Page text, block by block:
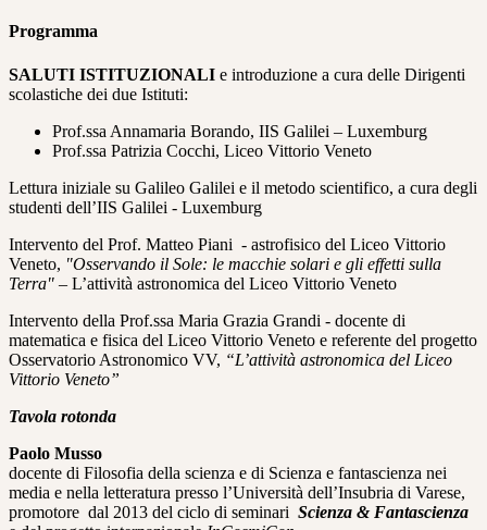
Programma
SALUTI ISTITUZIONALI e introduzione a cura delle Dirigenti
scolastiche dei due Istituti:
Prof.ssa Annamaria Borando, IIS Galilei – Luxemburg
Prof.ssa Patrizia Cocchi, Liceo Vittorio Veneto
Lettura iniziale su Galileo Galilei e il metodo scientifico, a cura degli
studenti dell’IIS Galilei - Luxemburg
Intervento del Prof. Matteo Piani - astrofisico del Liceo Vittorio
Veneto, "Osservando il Sole: le macchie solari e gli effetti sulla
Terra" – L’attività astronomica del Liceo Vittorio Veneto
Intervento della Prof.ssa Maria Grazia Grandi - docente di
matematica e fisica del Liceo Vittorio Veneto e referente del progetto
Osservatorio Astronomico VV, “L’attività astronomica del Liceo
Vittorio Veneto”
Tavola rotonda
Paolo Musso
docente di Filosofia della scienza e di Scienza e fantascienza nei
media e nella letteratura presso l’Università dell’Insubria di Varese,
promotore dal 2013 del ciclo di seminari Scienza & Fantascienza